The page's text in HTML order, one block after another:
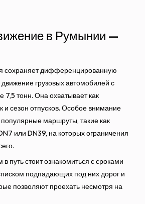
в Румынии —
сохраняет дифференцированную
грузовых автомобилей с
7,5 тонн. Она охватывает как
и сезон отпусков. Особое внимание
популярные маршруты, такие как
или DN39, на которых ограничения
путь стоит ознакомиться с сроками
подпадающих под них дорог и
позволяют проехать несмотря на